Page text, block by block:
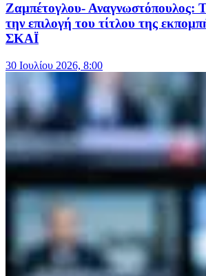
Ζαμπέτογλου- Αναγνωστόπουλος:
την επιλογή του τίτλου της
ΣΚΑΪ
30 Ιουλίου 2026, 8:00